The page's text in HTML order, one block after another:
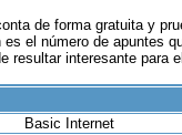
de forma gratuita y
el número de apuntes
resultar interesante para
Basic Internet